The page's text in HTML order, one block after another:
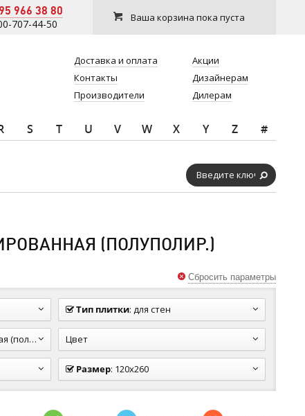
966 38 80
707-44-50 Ваша корзина пока пуста
Доставка и оплата
Контакты
Производители
Акции
Дизайнерам
Дилерам
S T U V W X Y Z #
(ПОЛУПОЛИР.)
Тип плитки: для стен
Цвет
Размер: 120x260
Сбросить параметры